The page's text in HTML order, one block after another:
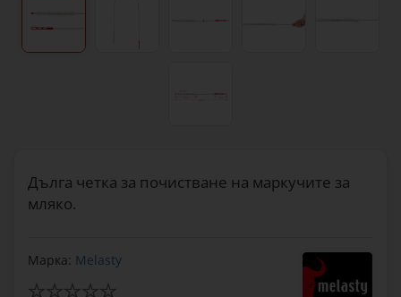
Дълга четка за почистване на маркучите за
мляко.
Марка: Melasty